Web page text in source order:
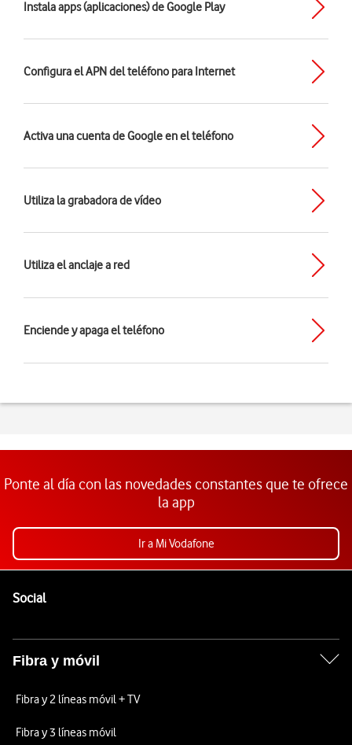
Instala apps (aplicaciones) de Google Play
Configura el APN del teléfono para Internet
Activa una cuenta de Google en el teléfono
Utiliza la grabadora de vídeo
Utiliza el anclaje a red
Enciende y apaga el teléfono
Ponte al día con las novedades constantes que te ofrece
la app
Ir a Mi Vodafone
SocialEnlaces a las redes sociales de Vodafone
Fibra y móvil
Fibra y 2 líneas móvil + TV
Fibra y 3 líneas móvil